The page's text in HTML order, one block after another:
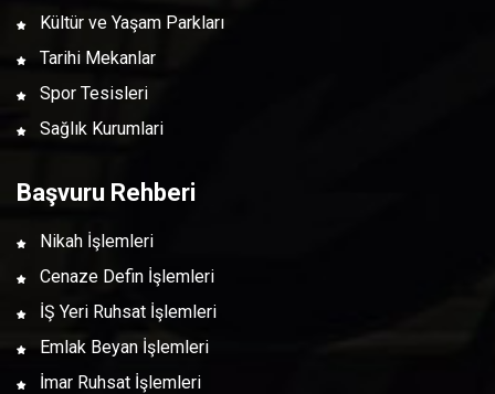
Kültür ve Yaşam Parkları
Tarihi Mekanlar
Spor Tesisleri
Sağlık Kurumlari
Başvuru Rehberi
Nikah İşlemleri
Cenaze Defin İşlemleri
İŞ Yeri Ruhsat İşlemleri
Emlak Beyan İşlemleri
İmar Ruhsat İşlemleri